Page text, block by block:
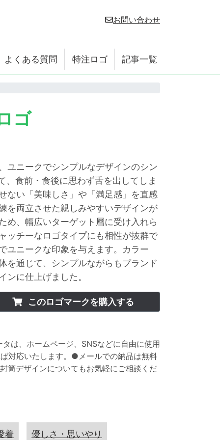
お問い合わせ
よくある質問 特注ロゴ 記事一覧
ゴ
ユニークでシンプルなデザインのシン
食前・食後に思わず舌を出してしま
ない「美味しさ」や「満足感」を直感
を両立させた親しみやすいデザインが
め、幅広いターゲット層に受け入れら
ッチーなロゴタイプにも相性が抜群で
ユニークな印象を与えます。カラー
を通じて、シンプルながらもブランド
に仕上げました。
このロゴマークを購入する
は、ホームページ、SNSなどに自由に使用
対応いたします。●メールでの納品は無料
筒デザインについてもお気軽にご相談くだ
着 優しさ・思いやり